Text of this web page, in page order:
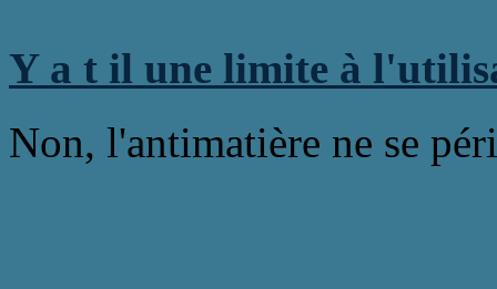
Y a t il une limite à
Non, l'antimatière ne se